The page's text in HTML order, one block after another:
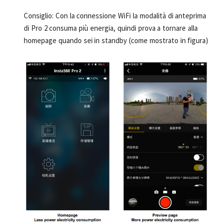
Consiglio: Con la connessione WiFi la modalità di anteprima
di Pro 2 consuma più energia, quindi prova a tornare alla
homepage quando sei in standby (come mostrato in figura)